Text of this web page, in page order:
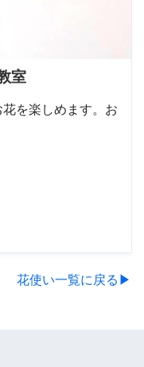
室
を楽しめます。お
花使い一覧に戻る▶